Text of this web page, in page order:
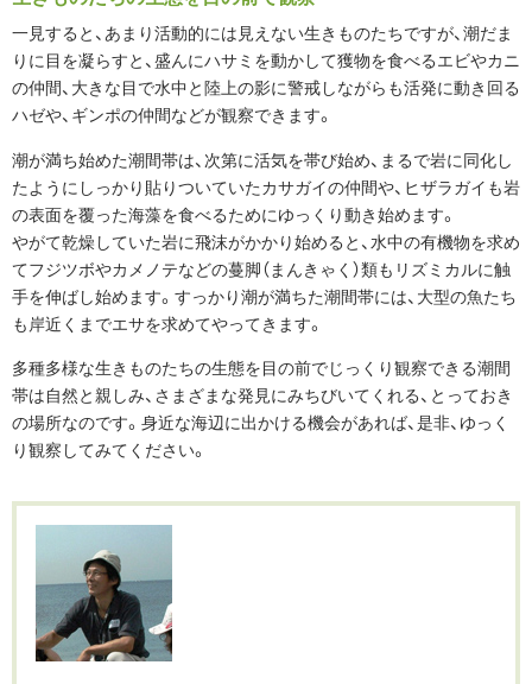
一見すると、あまり活動的には見えない生きものたちですが、潮だま
りに目を凝らすと、盛んにハサミを動かして獲物を食べるエビやカニ
の仲間、大きな目で水中と陸上の影に警戒しながらも活発に動き回る
ハゼや、ギンポの仲間などが観察できます。
潮が満ち始めた潮間帯は、次第に活気を帯び始め、まるで岩に同化し
たようにしっかり貼りついていたカサガイの仲間や、ヒザラガイも岩
の表面を覆った海藻を食べるためにゆっくり動き始めます。
やがて乾燥していた岩に飛沫がかかり始めると、水中の有機物を求め
てフジツボやカメノテなどの蔓脚（まんきゃく）類もリズミカルに触
手を伸ばし始めます。すっかり潮が満ちた潮間帯には、大型の魚たち
も岸近くまでエサを求めてやってきます。
多種多様な生きものたちの生態を目の前でじっくり観察できる潮間
帯は自然と親しみ、さまざまな発見にみちびいてくれる、とっておき
の場所なのです。身近な海辺に出かける機会があれば、是非、ゆっく
り観察してみてください。